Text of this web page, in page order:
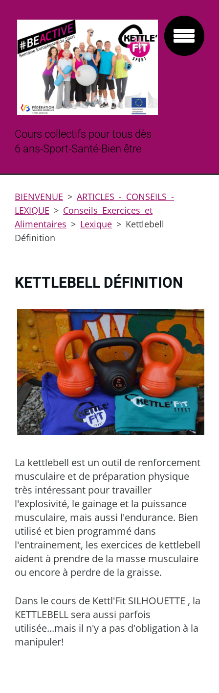
Cours collectifs pour tous dès
6 ans-Sport-Santé-Bien être
BIENVENUE > ARTICLES - CONSEILS -
LEXIQUE > Conseils Exercices et
Alimentaires > Lexique > Kettlebell
Définition
KETTLEBELL DÉFINITION
La kettlebell est un outil de renforcement
musculaire et de préparation physique
très intéressant pour travailler
l'explosivité, le gainage et la puissance
musculaire, mais aussi l'endurance. Bien
utilisé et bien programmé dans
l'entrainement, les exercices de kettlebell
aident à prendre de la masse musculaire
ou encore à perdre de la graisse.
Dans le cours de Kettl'Fit SILHOUETTE , la
KETTLEBELL sera aussi parfois
utilisée...mais il n'y a pas d'obligation à la
manipuler!